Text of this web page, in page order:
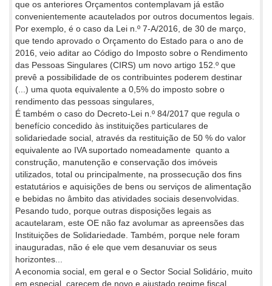
que os anteriores Orçamentos contemplavam já estão
convenientemente acautelados por outros documentos legais.
Por exemplo, é o caso da Lei n.º 7-A/2016, de 30 de março,
que tendo aprovado o Orçamento do Estado para o ano de
2016, veio aditar ao Código do Imposto sobre o Rendimento
das Pessoas Singulares (CIRS) um novo artigo 152.º que
prevê a possibilidade de os contribuintes poderem destinar
(...) uma quota equivalente a 0,5% do imposto sobre o
rendimento das pessoas singulares,
É também o caso do Decreto-Lei n.º 84/2017 que regula o
benefício concedido às instituições particulares de
solidariedade social, através da restituição de 50 % do valor
equivalente ao IVA suportado nomeadamente quanto a
construção, manutenção e conservação dos imóveis
utilizados, total ou principalmente, na prossecução dos fins
estatutários e aquisições de bens ou serviços de alimentação
e bebidas no âmbito das atividades sociais desenvolvidas.
Pesando tudo, porque outras disposições legais as
acautelaram, este OE não faz avolumar as apreensões das
Instituições de Solidariedade. Também, porque nele foram
inauguradas, não é ele que vem desanuviar os seus
horizontes...
A economia social, em geral e o Sector Social Solidário, muito
em especial, carecem de novo e ajustado regime fiscal.